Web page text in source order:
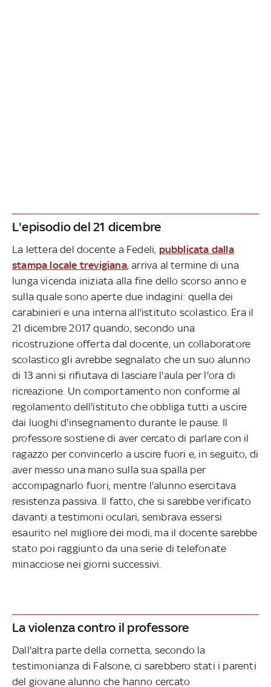
L'episodio del 21 dicembre
La lettera del docente a Fedeli, pubblicata dalla
stampa locale trevigiana, arriva al termine di una
lunga vicenda iniziata alla fine dello scorso anno e
sulla quale sono aperte due indagini: quella dei
carabinieri e una interna all'istituto scolastico. Era il
21 dicembre 2017 quando, secondo una
ricostruzione offerta dal docente, un collaboratore
scolastico gli avrebbe segnalato che un suo alunno
di 13 anni si rifiutava di lasciare l'aula per l'ora di
ricreazione. Un comportamento non conforme al
regolamento dell'istituto che obbliga tutti a uscire
dai luoghi d'insegnamento durante le pause. Il
professore sostiene di aver cercato di parlare con il
ragazzo per convincerlo a uscire fuori e, in seguito, di
aver messo una mano sulla sua spalla per
accompagnarlo fuori, mentre l'alunno esercitava
resistenza passiva. Il fatto, che si sarebbe verificato
davanti a testimoni oculari, sembrava essersi
esaurito nel migliore dei modi, ma il docente sarebbe
stato poi raggiunto da una serie di telefonate
minacciose nei giorni successivi.
La violenza contro il professore
Dall'altra parte della cornetta, secondo la
testimonianza di Falsone, ci sarebbero stati i parenti
del giovane alunno che hanno cercato